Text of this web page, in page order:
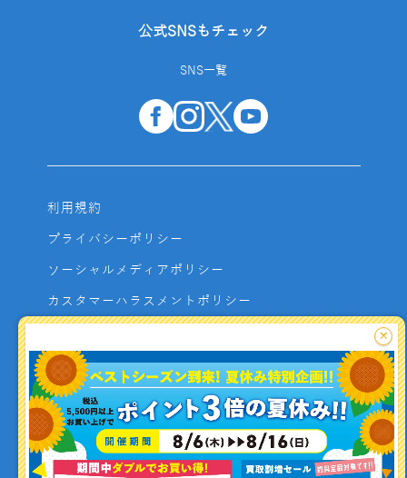
釣り情報を
公式SNSもチェック
SNS一覧
利用規約
プライバシーポリシー
ソーシャルメディアポリシー
カスタマーハラスメントポリシー
よくあるご質問
お問い合わせ
利用者資金の保全方法
×